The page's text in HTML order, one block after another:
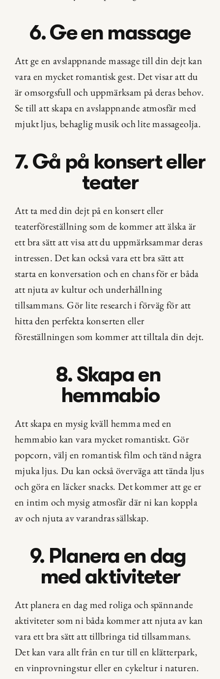
6. Ge en massage
Att ge en avslappnande massage till din dejt kan
vara en mycket romantisk gest. Det visar att du
är omsorgsfull och uppmärksam på deras behov.
Se till att skapa en avslappnande atmosfär med
mjukt ljus, behaglig musik och lite massageolja.
7. Gå på konsert eller
teater
Att ta med din dejt på en konsert eller
teaterföreställning som de kommer att älska är
ett bra sätt att visa att du uppmärksammar deras
intressen. Det kan också vara ett bra sätt att
starta en konversation och en chans för er båda
att njuta av kultur och underhållning
tillsammans. Gör lite research i förväg för att
hitta den perfekta konserten eller
föreställningen som kommer att tilltala din dejt.
8. Skapa en
hemmabio
Att skapa en mysig kväll hemma med en
hemmabio kan vara mycket romantiskt. Gör
popcorn, välj en romantisk film och tänd några
mjuka ljus. Du kan också överväga att tända ljus
och göra en läcker snacks. Det kommer att ge er
en intim och mysig atmosfär där ni kan koppla
av och njuta av varandras sällskap.
9. Planera en dag
med aktiviteter
Att planera en dag med roliga och spännande
aktiviteter som ni båda kommer att njuta av kan
vara ett bra sätt att tillbringa tid tillsammans.
Det kan vara allt från en tur till en klätterpark,
en vinprovningstur eller en cykeltur i naturen.